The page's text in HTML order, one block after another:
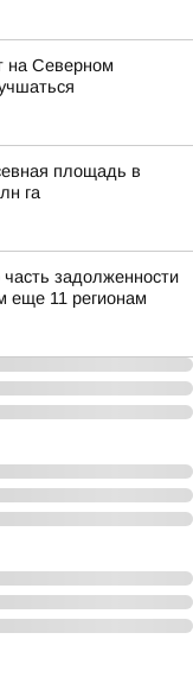
на Северном
площадь в
га
задолженности
еще 11 регионам